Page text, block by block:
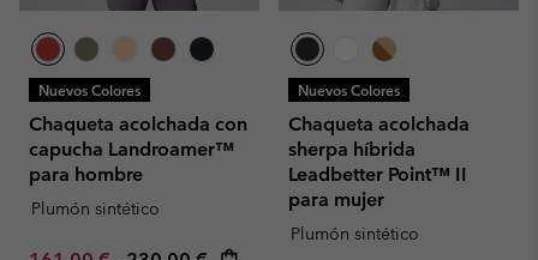
Nuevos Colores
Chaqueta acolchada con
capucha Landroamer™
para hombre
Plumón sintético
Nuevos Colores
Chaqueta acolchada
sherpa híbrida
Leadbetter Point™ II
para mujer
Plumón sintético